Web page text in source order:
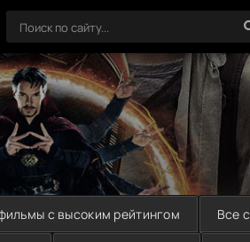
с высоким рейтингом Все